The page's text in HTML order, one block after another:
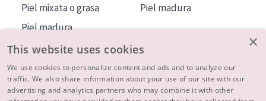
Piel mixata o grasa
Piel madura
Piel expuesta al sol
Piel menopáusica
Piel madura
MÁS SOBRE NOSOTROS
×
This website uses cookies
We use cookies to personalize content and ads and to analyze our
traffic. We also share information about your use of our site with our
advertising and analytics partners who may combine it with other